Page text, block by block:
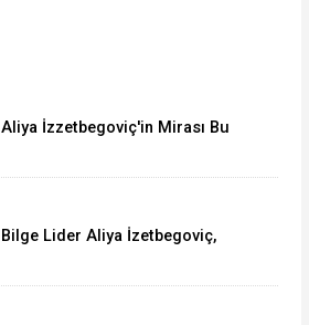
Aliya İzzetbegoviç'in Mirası Bu
Bilge Lider Aliya İzetbegoviç,